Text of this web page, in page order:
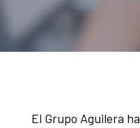
El Grupo Aguilera